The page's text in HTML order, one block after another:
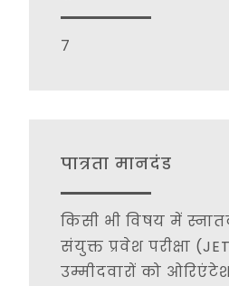
7
पात्रता मानदंड
किसी भी विषय में
संयुक्त प्रवेश परीक्षा
उम्मीदवारों को